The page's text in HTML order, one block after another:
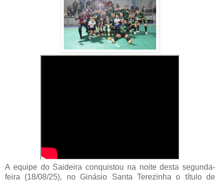
A equipe do Saideira conquistou na noite desta segunda-
feira (18/08/25), no Ginásio Santa Terezinha o título de